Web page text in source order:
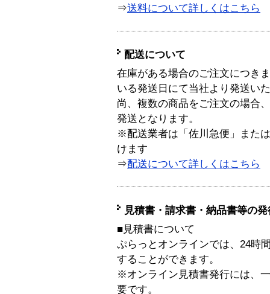
⇒送料について詳しくはこちら
配送について
在庫がある場合のご注文につき
いる発送日にて当社より発送い
尚、複数の商品をご注文の場合
発送となります。
※配送業者は「佐川急便」また
けます
⇒配送について詳しくはこちら
見積書・請求書・納品書等の
■見積書について
ぷらっとオンラインでは、24時
することができます。
※オンライン見積書発行には、
要です。